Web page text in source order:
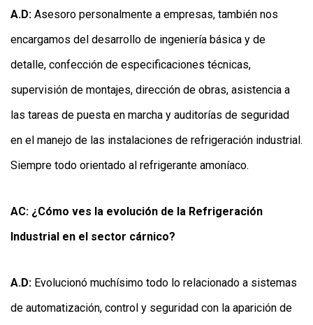
A.D: Asesoro personalmente a empresas, también nos
encargamos del desarrollo de ingeniería básica y de
detalle, confección de especificaciones técnicas,
supervisión de montajes, dirección de obras, asistencia a
las tareas de puesta en marcha y auditorías de seguridad
en el manejo de las instalaciones de refrigeración industrial.
Siempre todo orientado al refrigerante amoníaco.
AC: ¿Cómo ves la evolución de la Refrigeración
Industrial en el sector cárnico?
A.D: Evolucionó muchísimo todo lo relacionado a sistemas
de automatización, control y seguridad con la aparición de